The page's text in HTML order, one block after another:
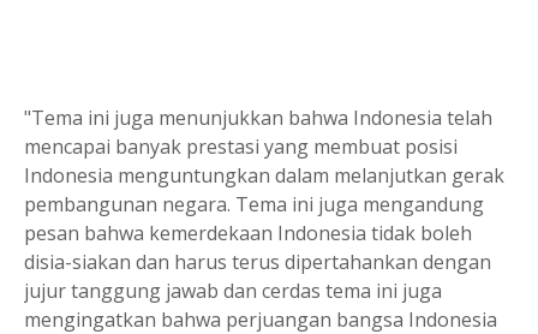
"Tema ini juga menunjukkan bahwa Indonesia telah
mencapai banyak prestasi yang membuat posisi
Indonesia menguntungkan dalam melanjutkan gerak
pembangunan negara. Tema ini juga mengandung
pesan bahwa kemerdekaan Indonesia tidak boleh
disia-siakan dan harus terus dipertahankan dengan
jujur tanggung jawab dan cerdas tema ini juga
mengingatkan bahwa perjuangan bangsa Indonesia